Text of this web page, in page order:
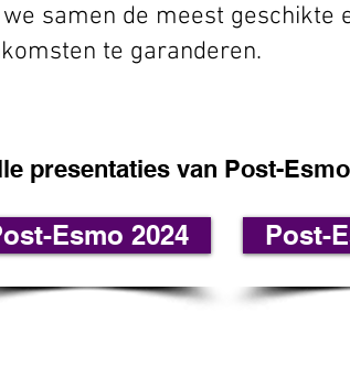
samen de meest geschikte
te garanderen.
presentaties van Post-
Esmo 2024 Post-